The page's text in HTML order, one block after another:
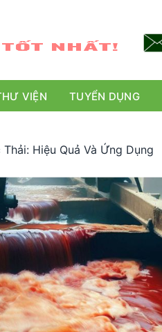
TỐT NHẤT!
VIỆN TUYỂN DỤNG
Hiệu Quả Và Ứng Dụng